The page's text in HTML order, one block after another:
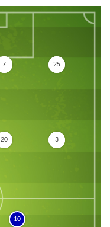
7 25
20 3
10